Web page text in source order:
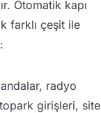
Otomatik kapı
farklı çeşit ile
radyo
girişleri, site